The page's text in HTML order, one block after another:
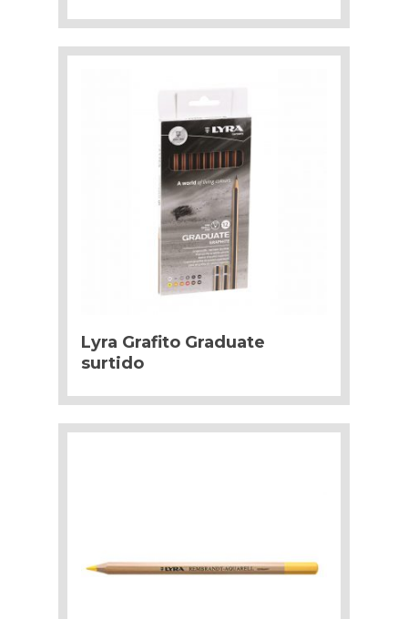
Lyra Grafito Graduate
surtido